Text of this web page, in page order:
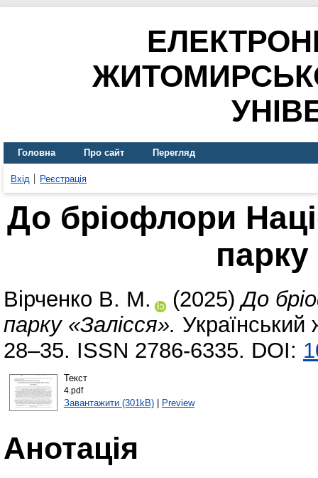
Головна Про сайт Перегляд
Вхід Реєстрація
До бріофлори
парку
Вірченко В. М. (2025)До
парку «Залісся».
28–35. ISSN 2786-6335. DOI:
Текст
4.pdf
Завантажити (301kB)| Preview
Анотація